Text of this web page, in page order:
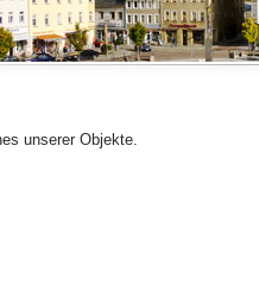
unserer Objekte.